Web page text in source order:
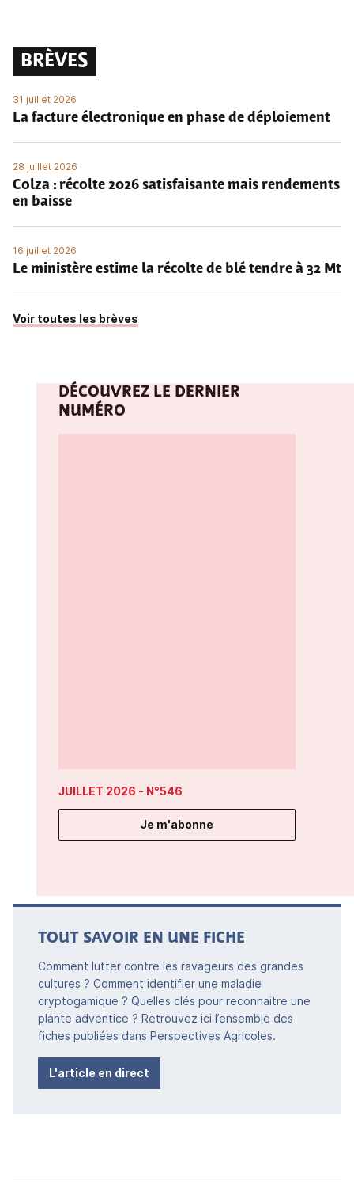
BRÈVES
31 juillet 2026
La facture électronique en phase de déploiement
28 juillet 2026
Colza : récolte 2026 satisfaisante mais rendements
en baisse
16 juillet 2026
Le ministère estime la récolte de blé tendre à 32 Mt
Voir toutes les brèves
DÉCOUVREZ LE DERNIER
NUMÉRO
JUILLET 2026 - N°546
Je m'abonne
TOUT SAVOIR EN UNE FICHE
Comment lutter contre les ravageurs des grandes
cultures ? Comment identifier une maladie
cryptogamique ? Quelles clés pour reconnaitre une
plante adventice ? Retrouvez ici l’ensemble des
fiches publiées dans Perspectives Agricoles.
L'article en direct